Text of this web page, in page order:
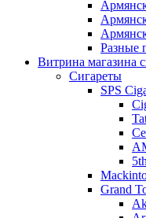
Разные
Витрина магазина
Cигареты
SPS
Grand